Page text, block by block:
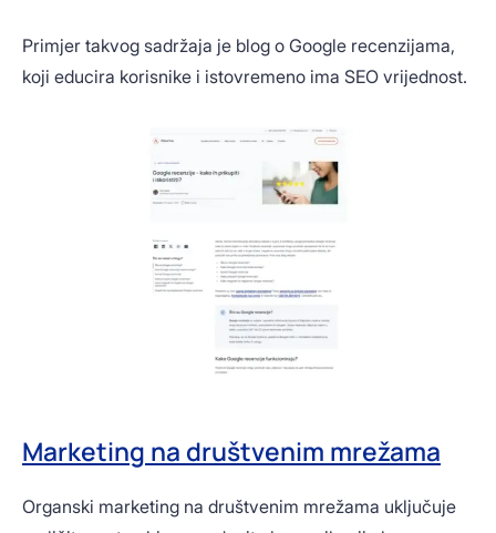
Primjer takvog sadržaja je blog o Google recenzijama,
koji educira korisnike i istovremeno ima SEO vrijednost.
Marketing na društvenim mrežama
Organski marketing na društvenim mrežama uključuje